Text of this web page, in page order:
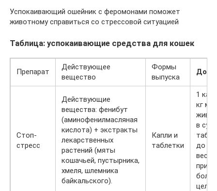
Успокаивающий ошейник с феромонами поможет
животному справиться со стрессовой ситуацией
Таблица: успокаивающие средства для кошек
Препарат
Действующее
вещество
Формы
выпуска
Стоп-
стресс
Действующие
вещества: фенибут
(аминофенилмасляная
кислота) + экстракты
лекарственных
растений (мяты
кошачьей, пустырника,
хмеля, шлемника
байкальского).
Капли и
таблетки
1
кг
в
до 5
весе
при